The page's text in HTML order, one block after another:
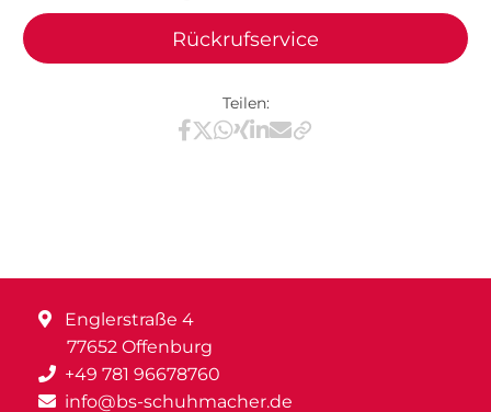
Rückrufservice
Teilen:
Teilen via Facebook
Teilen via X / Twitter
Teilen via WhatsApp
Teilen via Xing
Teilen via LinkedIn
Teilen via E-Mail
Englerstraße 4
77652 Offenburg
+49 781 96678760
info@bs-schuhmacher.de